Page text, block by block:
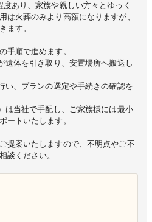
あり、家族や親しい方々とゆっく
は火葬のみより高額になりますが、
ます。
手順で進めます。
遺体を引き取り、安置場所へ搬送し
い、プランの選定や手続きの確認を
は当社で手配し、ご家族様には最小
ートいたします。
提案いたしますので、不明点やご不
談ください。